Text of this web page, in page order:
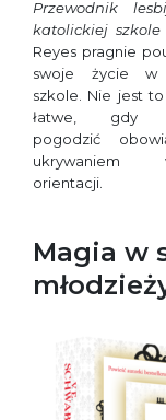
Przewodnik
katolickiej szkole
Reyes pragnie
swoje życie w
szkole. Nie jest
łatwe, gdy
pogodzić
ukrywaniem
orientacji.
Magia w